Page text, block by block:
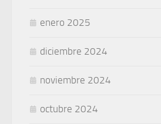
enero 2025
diciembre 2024
noviembre 2024
octubre 2024